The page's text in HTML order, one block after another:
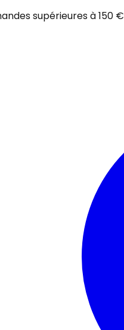
supérieures à 150 €